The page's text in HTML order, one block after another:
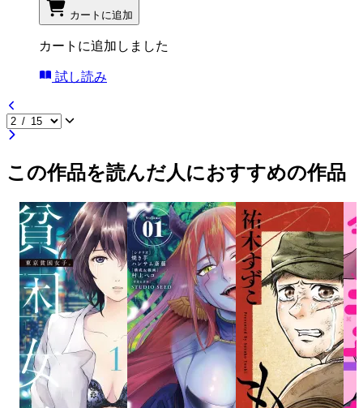
カートに追加
カートに追加しました
試し読み
この作品を読んだ人におすすめの作品